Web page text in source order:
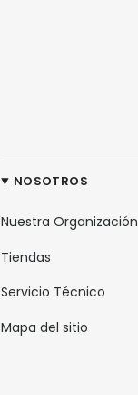
NOSOTROS
Nuestra Organización
Tiendas
Servicio Técnico
Mapa del sitio